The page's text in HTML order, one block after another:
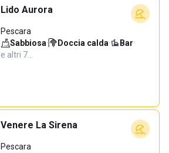
Lido Aurora
Pescara
Sabbiosa· Doccia calda· Bar·
e altri 7…
Venere La Sirena
Pescara